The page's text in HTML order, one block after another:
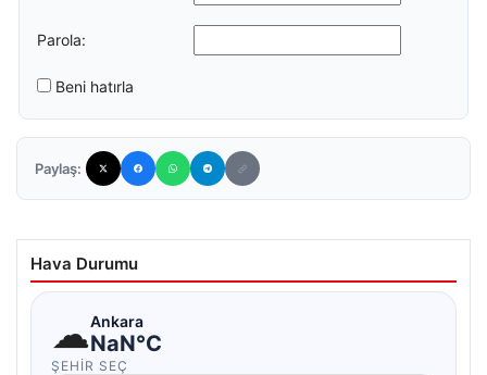
Parola:
Beni hatırla
Paylaş:
Hava Durumu
☁Ankara
NaN°C
ŞEHIR SEÇ